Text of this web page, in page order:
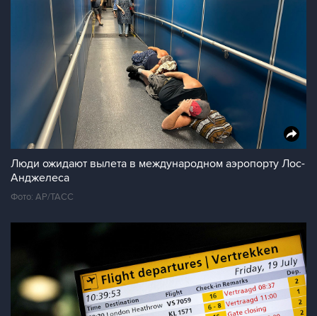
Люди ожидают вылета в международном аэропорту Лос-
Анджелеса
Фото: AP/ТАСС